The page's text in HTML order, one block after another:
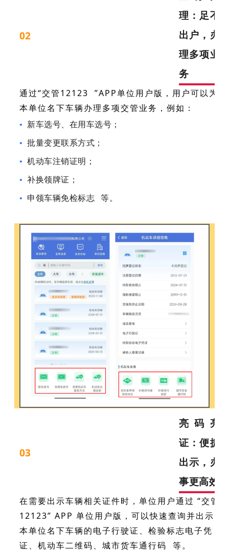
02
理：足不
出户，办
理多项业
务
通过“交管12123
”APP单位用户版，用户可以为
本单位名下车辆办理多项交管业务，例如：
• 新车选号、在用车选号；
•批量变更联系方式；
•机动车注销证明；
•补换领牌证；
• 申领车辆免检标志 等。
03
亮码亮
证：便捷
出示，办
事更高效
在需要出示车辆相关证件时，单位用户通过 “交管
12123” APP 单位用户版，可以快速查询并出示
本单位名下车辆的电子行驶证、检验标志电子凭
证、机动车二维码、 城市货车通行码 等。